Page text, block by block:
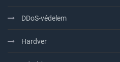
DDoS-védelem
Hardver